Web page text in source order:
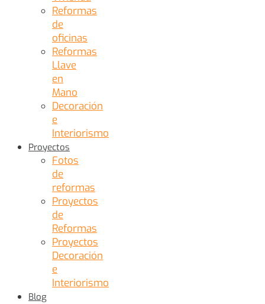
Reformas
de
oficinas
Reformas
Llave
en
Mano
Decoración
e
Interiorismo
Proyectos
Fotos
de
reformas
Proyectos
de
Reformas
Proyectos
Decoración
e
Interiorismo
Blog